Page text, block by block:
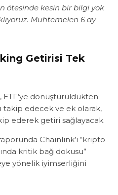
ötesinde kesin bir bilgi yok
Muhtemelen 6 ay
Getirisi Tek
ETF’ye dönüştürüldükten
takip edecek ve ek olarak,
ederek getiri sağlayacak.
Chainlink’i “kripto
kritik bağ dokusu”
yönelik iyimserliğini